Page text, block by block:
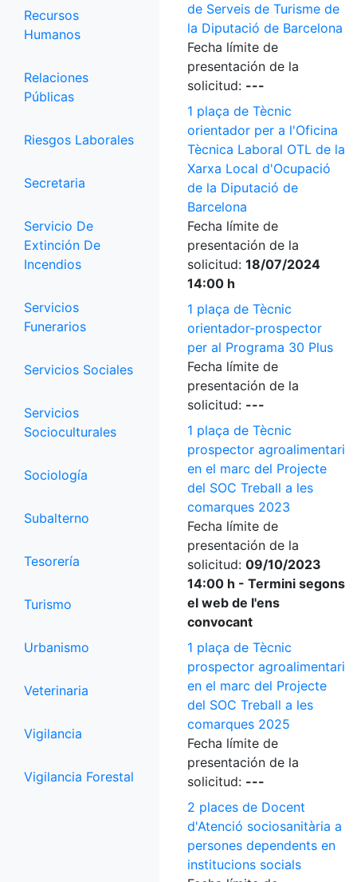
Recursos
Humanos
Relaciones
Públicas
Riesgos Laborales
Secretaria
Servicio De
Extinción De
Incendios
Servicios
Funerarios
Servicios Sociales
Servicios
Socioculturales
Sociología
Subalterno
Tesorería
Turismo
Urbanismo
Veterinaria
Vigilancia
Vigilancia Forestal
de Serveis de Turisme de
la Diputació de Barcelona
Fecha límite de
presentación de la
solicitud: ---
1 plaça de Tècnic
orientador per a l'Oficina
Tècnica Laboral OTL de la
Xarxa Local d'Ocupació
de la Diputació de
Barcelona
Fecha límite de
presentación de la
solicitud: 18/07/2024
14:00 h
1 plaça de Tècnic
orientador-prospector
per al Programa 30 Plus
Fecha límite de
presentación de la
solicitud: ---
1 plaça de Tècnic
prospector agroalimentari
en el marc del Projecte
del SOC Treball a les
comarques 2023
Fecha límite de
presentación de la
solicitud: 09/10/2023
14:00 h - Termini segons
el web de l'ens
convocant
1 plaça de Tècnic
prospector agroalimentari
en el marc del Projecte
del SOC Treball a les
comarques 2025
Fecha límite de
presentación de la
solicitud: ---
2 places de Docent
d'Atenció sociosanitària a
persones dependents en
institucions socials